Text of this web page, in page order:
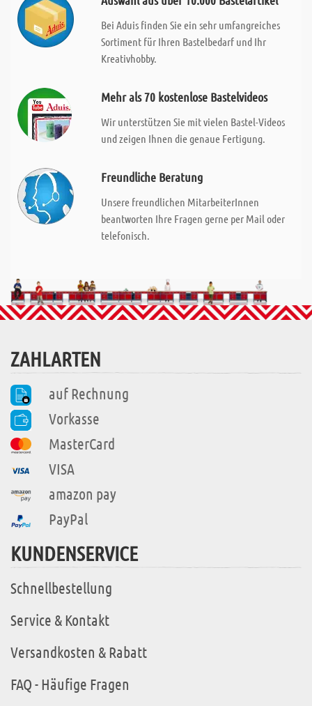
Bei Aduis finden Sie ein sehr umfangreiches
Sortiment für Ihren Bastelbedarf und Ihr
Kreativhobby.
Mehr als 70 kostenlose Bastelvideos
Wir unterstützen Sie mit vielen Bastel-Videos
und zeigen Ihnen die genaue Fertigung.
Freundliche Beratung
Unsere freundlichen MitarbeiterInnen
beantworten Ihre Fragen gerne per Mail oder
telefonisch.
ZAHLARTEN
auf Rechnung
Vorkasse
MasterCard
VISA
amazon pay
PayPal
KUNDENSERVICE
Schnellbestellung
Service & Kontakt
Versandkosten & Rabatt
FAQ - Häufige Fragen